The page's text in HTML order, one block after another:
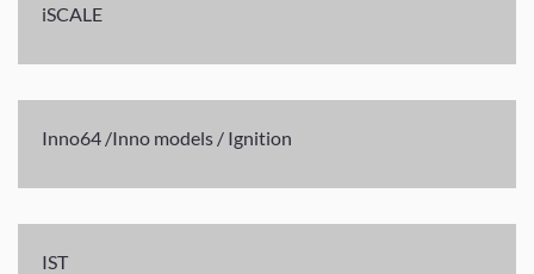
iSCALE
Inno64 /Inno models / Ignition
IST